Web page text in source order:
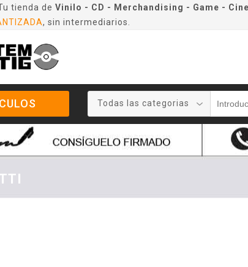
tienda de Vinilo - CD - Merchandising - Game -
, sin intermediarios.
Todas las categorias